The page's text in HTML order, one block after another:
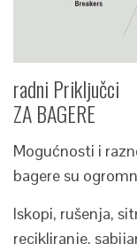
radni Priključci
ZA BAGERE
Mogućnosti i
bagere su
Iskopi, rušenja,
recikliranje,